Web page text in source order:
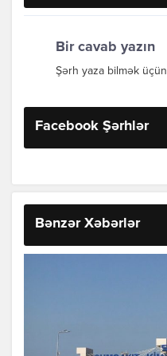
Bir cavab yazın
Şərh yaza bilmək üçün
Facebook Şərhlər
Bənzər Xəbərlər